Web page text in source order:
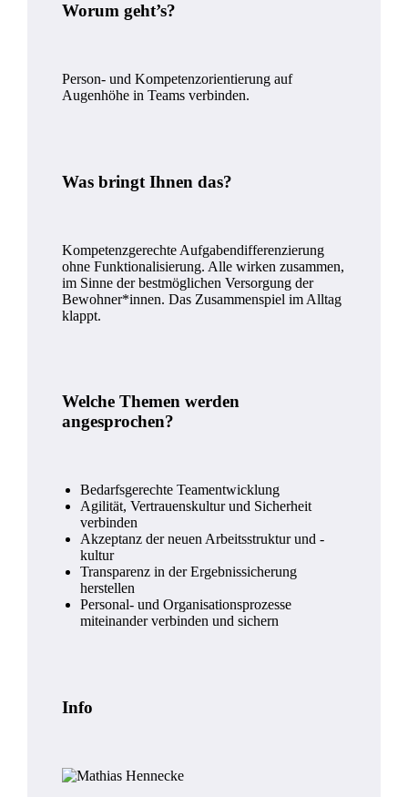
Worum geht’s?
Person- und Kompetenzorientierung auf
Augenhöhe in Teams verbinden.
Was bringt Ihnen das?
Kompetenzgerechte Aufgabendifferenzierung
ohne Funktionalisierung. Alle wirken zusammen,
im Sinne der bestmöglichen Versorgung der
Bewohner*innen. Das Zusammenspiel im Alltag
klappt.
Welche Themen werden
angesprochen?
Bedarfsgerechte Teamentwicklung
Agilität, Vertrauenskultur und Sicherheit
verbinden
Akzeptanz der neuen Arbeitsstruktur und -
kultur
Transparenz in der Ergebnissicherung
herstellen
Personal- und Organisationsprozesse
miteinander verbinden und sichern
Info